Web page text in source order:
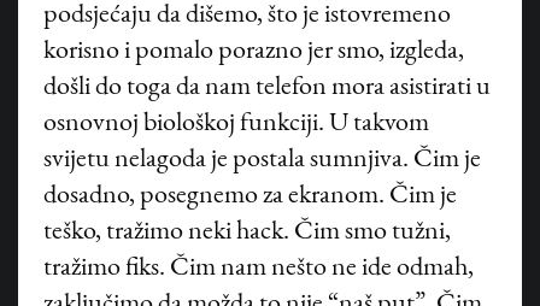
podsjećaju da dišemo, što je istovremeno
korisno i pomalo porazno jer smo, izgleda,
došli do toga da nam telefon mora asistirati u
osnovnoj biološkoj funkciji. U takvom
svijetu nelagoda je postala sumnjiva. Čim je
dosadno, posegnemo za ekranom. Čim je
teško, tražimo neki hack. Čim smo tužni,
tražimo fiks. Čim nam nešto ne ide odmah,
©HANZA MEDIA d.o.o 2026. Sva prava pridržana